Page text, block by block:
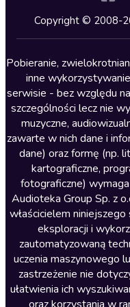
Kryminały
Lektury szkolne
Literatura anglojęzyczna
Literatura faktu
Literatura obyczajowa
Literatura piękna obca
Literatura piękna polska
Nagrania relaksacyjne
Nauka języków
Nauki humanistyczne
Podcasty i audycje
Polityka
Prasa
Copyright © 2008-
Pobieranie,
inne
serwisie - bez względu
szczególności lecz nie
muzyczne,
zawarte w nich dane i
dane) oraz formę (np.
kartograficzne,
fotograficzne)
Audioteka Group Sp. z
właścicielem
eksploracji i
zautomatyzowaną
uczenia maszynowego
zastrzeżenie nie
ułatwienia ich